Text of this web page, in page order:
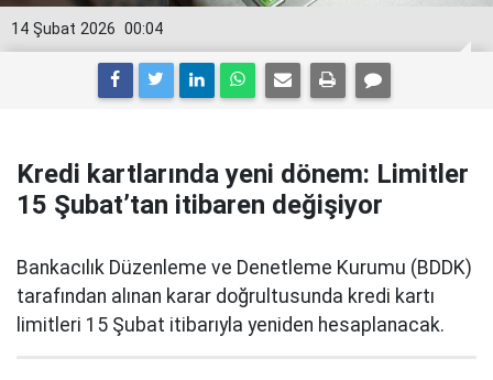
00:04
14 Şubat 2026
Kredi kartlarında yeni dönem: Limitler
15 Şubat’tan itibaren değişiyor
Bankacılık Düzenleme ve Denetleme Kurumu (BDDK)
tarafından alınan karar doğrultusunda kredi kartı
limitleri 15 Şubat itibarıyla yeniden hesaplanacak.